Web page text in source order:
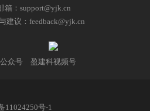
箱：support@yjk.cn
建议：feedback@yjk.cn
众号 盈建科视频号
11024250号-1